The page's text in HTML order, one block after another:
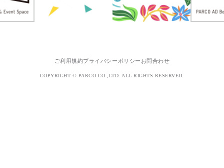
ご利用規約プライバシーポリシー お問合わせ
COPYRIGHT © PARCO.CO.,LTD. ALL RIGHTS RESERVED.